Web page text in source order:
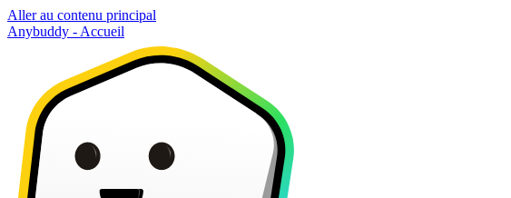
Aller au contenu principal
Anybuddy - Accueil